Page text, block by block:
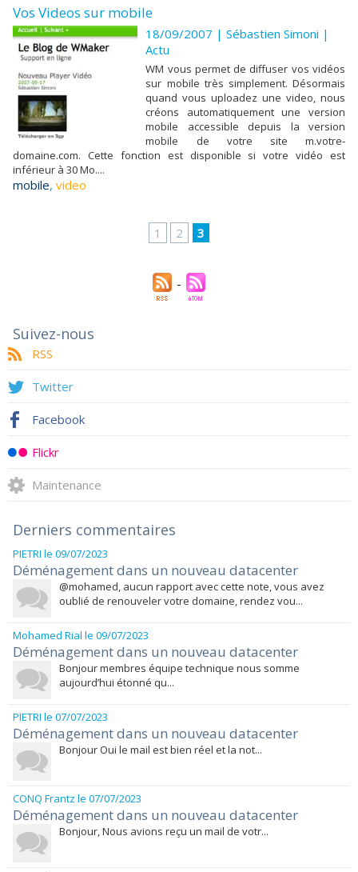
Vos Videos sur mobile
18/09/2007 |Sébastien Simoni |
Actu
WM vous permet de diffuser vos vidéos
sur mobile très simplement. Désormais
quand vous uploadez une video, nous
créons automatiquement une version
mobile accessible depuis la version
mobile de votre site m.votre-
domaine.com. Cette fonction est disponible si votre vidéo est
inférieur à 30 Mo....
mobile, video
1 2 3
Suivez-nous
RSS
Twitter
Facebook
Flickr
Maintenance
Derniers commentaires
PIETRI le 09/07/2023
Déménagement dans un nouveau datacenter
@mohamed, aucun rapport avec cette note, vous avez
oublié de renouveler votre domaine, rendez vou...
Mohamed Rial le 09/07/2023
Déménagement dans un nouveau datacenter
Bonjour membres équipe technique nous somme
aujourd’hui étonné qu...
PIETRI le 07/07/2023
Déménagement dans un nouveau datacenter
Bonjour Oui le mail est bien réel et la not...
CONQ Frantz le 07/07/2023
Déménagement dans un nouveau datacenter
Bonjour, Nous avions reçu un mail de votr...